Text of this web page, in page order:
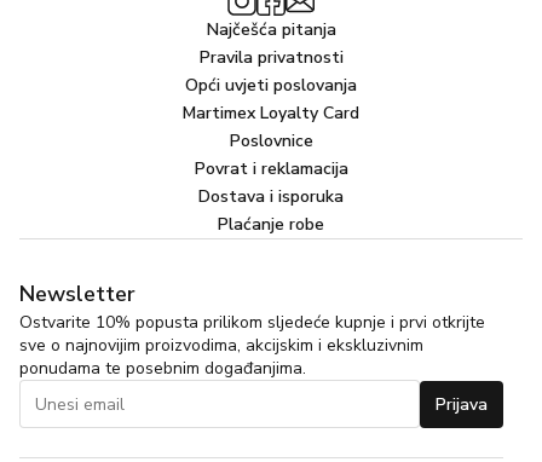
Najčešća pitanja
Pravila privatnosti
Opći uvjeti poslovanja
Martimex Loyalty Card
Poslovnice
Povrat i reklamacija
Dostava i isporuka
Plaćanje robe
Newsletter
Ostvarite 10% popusta prilikom sljedeće kupnje i prvi otkrijte
sve o najnovijim proizvodima, akcijskim i ekskluzivnim
ponudama te posebnim događanjima.
Prijava